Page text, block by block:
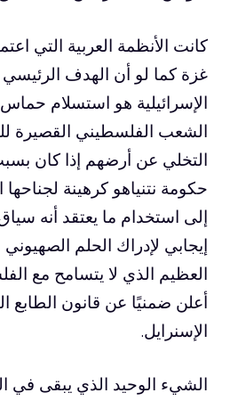
كانت الأنظمة العربية التي
غزة كما لو أن الهدف
الإسرائيلية هو استسلام
الشعب الفلسطيني القصيرة
التخلي عن أرضهم إذا كان
حكومة نتنياهو كرهينة لجناحها
إلى استخدام ما يعتقد أنه
إيجابي لإدراك الحلم الصهيوني
العظيم الذي لا يتسامح مع
أعلن ضمنيًا عن قانون الطابع
الإسنرايل.
الشيء الوحيد الذي يبقى في